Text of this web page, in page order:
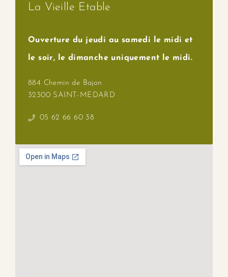
La Vieille Etable
Ouverture du jeudi au samedi le midi et
le soir, le dimanche uniquement le midi.
884 Chemin de Bajon
32300 SAINT-MEDARD
05 62 66 60 38